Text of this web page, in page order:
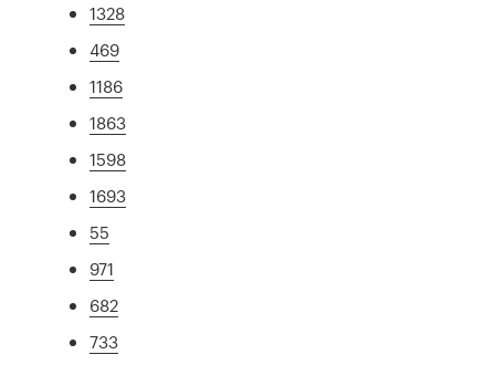
1328
469
1186
1863
1598
1693
55
971
682
733